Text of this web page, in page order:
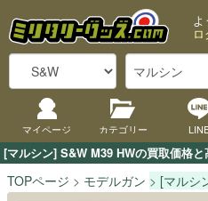
[マルシン] S&W M39 HWの買取価格
よ
マイページ カテゴリー
TOPページ モデルガン [マルシ